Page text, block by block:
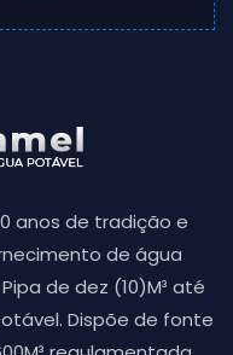
anos de tradição e
de água
de dez (10)M³ até
Dispõe de fonte